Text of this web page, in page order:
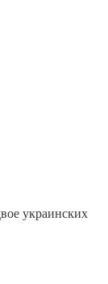
украинских